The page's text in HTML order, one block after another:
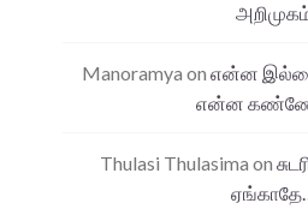
Manoramya on என்ன
என்ன
Thulasi Thulasima on
ஏங்காதே…